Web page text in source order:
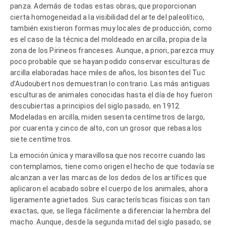
panza. Además de todas estas obras, que proporcionan
cierta homogeneidad a la visibilidad del arte del paleolítico,
también existieron formas muy locales de producción, como
es el caso de la técnica del moldeado en arcilla, propia de la
zona de los Pirineos franceses. Aunque, a priori, parezca muy
poco probable que se hayan podido conservar esculturas de
arcilla elaboradas hace miles de años, los bisontes del Tuc
d’Audoubert nos demuestran lo contrario. Las más antiguas
esculturas de animales conocidas hasta el día de hoy fueron
descubiertas a principios del siglo pasado, en 1912.
Modeladas en arcilla, miden sesenta centímetros de largo,
por cuarenta y cinco de alto, con un grosor que rebasa los
siete centímetros.
La emoción única y maravillosa que nos recorre cuando las
contemplamos, tiene como origen el hecho de que todavía se
alcanzan a ver las marcas de los dedos de los artífices que
aplicaron el acabado sobre el cuerpo de los animales, ahora
ligeramente agrietados. Sus características físicas son tan
exactas, que, se llega fácilmente a diferenciar la hembra del
macho. Aunque, desde la segunda mitad del siglo pasado, se